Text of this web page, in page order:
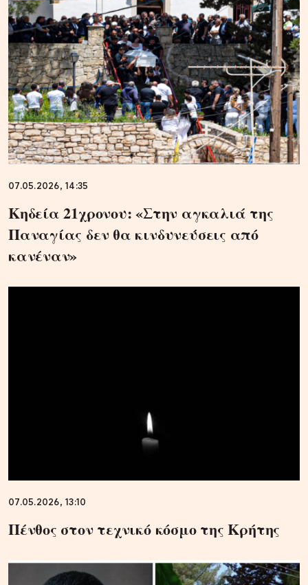
07.05.2026, 14:35
Κηδεία 21χρονου: «Στην αγκαλιά της
Παναγίας δεν θα κινδυνεύσεις από
κανέναν»
07.05.2026, 13:10
Πένθος στον τεχνικό κόσμο της Κρήτης